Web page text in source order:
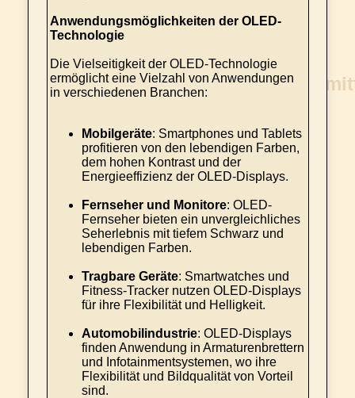
Anwendungsmöglichkeiten der OLED-
Technologie
Die Vielseitigkeit der OLED-Technologie
ermöglicht eine Vielzahl von Anwendungen
in verschiedenen Branchen:
Mobilgeräte: Smartphones und Tablets
profitieren von den lebendigen Farben,
dem hohen Kontrast und der
Energieeffizienz der OLED-Displays.
Fernseher und Monitore: OLED-
Fernseher bieten ein unvergleichliches
Seherlebnis mit tiefem Schwarz und
lebendigen Farben.
Tragbare Geräte: Smartwatches und
Fitness-Tracker nutzen OLED-Displays
für ihre Flexibilität und Helligkeit.
Automobilindustrie: OLED-Displays
finden Anwendung in Armaturenbrettern
und Infotainmentsystemen, wo ihre
Flexibilität und Bildqualität von Vorteil
sind.